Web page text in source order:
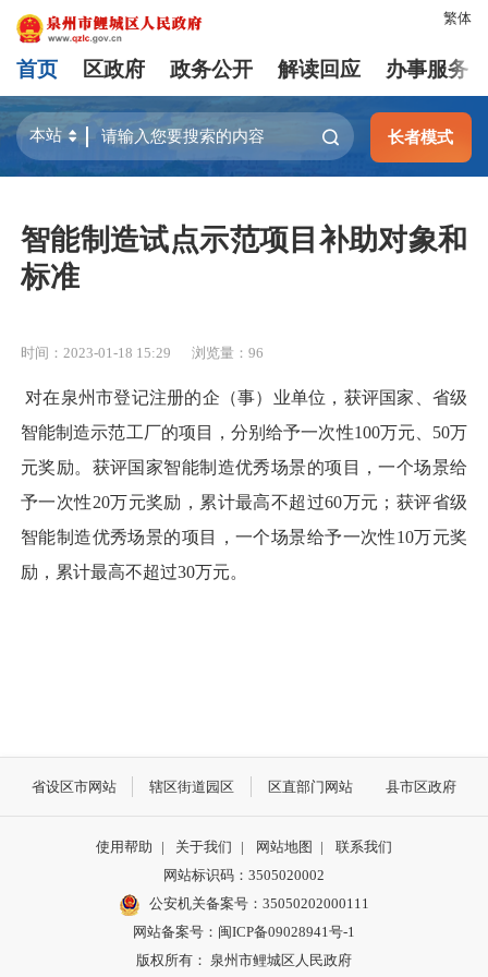
繁体
首页 区政府 政务公开 解读回应 办事服务
长者模式
智能制造试点示范项目补助对象和
标准
时间：2023-01-18 15:29 浏览量： 96
对在泉州市登记注册的企（事）业单位，获评国家、省级
智能制造示范工厂的项目，分别给予一次性100万元、50万
元奖励。获评国家智能制造优秀场景的项目，一个场景给
予一次性20万元奖励，累计最高不超过60万元；获评省级
智能制造优秀场景的项目，一个场景给予一次性10万元奖
励，累计最高不超过30万元。
省设区市网站 辖区街道园区 区直部门网站 县市区政府
使用帮助 | 关于我们 | 网站地图 |
联系我们
网站标识码：3505020002
公安机关备案号：35050202000111
网站备案号：闽ICP备09028941号-1
版权所有： 泉州市鲤城区人民政府